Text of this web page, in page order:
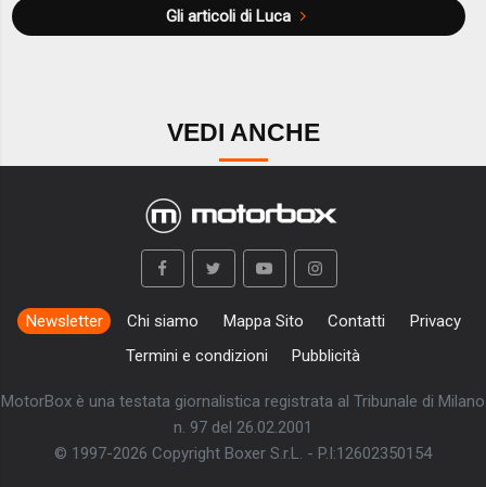
Gli articoli di Luca
VEDI ANCHE
Newsletter Chi siamo Mappa Sito Contatti
Privacy
Termini e condizioni
Pubblicità
MotorBox è una testata giornalistica registrata al Tribunale di Milano
n. 97 del 26.02.2001
© 1997-2026 Copyright Boxer S.r.L. - P.I:12602350154